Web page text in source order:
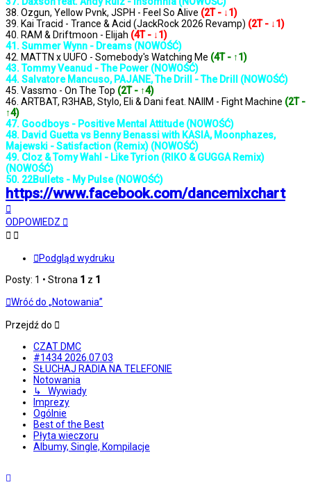
38. Ozgun, Yellow Pvnk, JSPH - Feel So Alive (2T - ↓1)
39. Kai Tracid - Trance & Acid (JackRock 2026 Revamp) (2T - ↓1)
40. RAM & Driftmoon - Elijah (4T - ↓1)
41. Summer Wynn - Dreams (NOWOŚĆ)
42. MATTN x UUFO - Somebody's Watching Me (4T - ↑1)
43. Tommy Veanud - The Power (NOWOŚĆ)
44. Salvatore Mancuso, PAJANE, The Drill - The Drill (NOWOŚĆ)
45. Vassmo - On The Top (2T - ↑4)
46. ARTBAT, R3HAB, Stylo, Eli & Dani feat. NAIIM - Fight Machine (2T -
↑4)
47. Goodboys - Positive Mental Attitude (NOWOŚĆ)
48. David Guetta vs Benny Benassi with KASIA, Moonphazes,
Majewski - Satisfaction (Remix) (NOWOŚĆ)
49. Cloz & Tomy Wahl - Like Tyrion (RIKO & GUGGA Remix)
(NOWOŚĆ)
50. 22Bullets - My Pulse (NOWOŚĆ)
https://www.facebook.com/dancemixchart
górę
ODPOWIEDZ
Podgląd wydruku
Posty: 1 • Strona 1 z 1
Wróć do „Notowania”
Przejdź do
CZAT DMC
#1434 2026.07.03
SŁUCHAJ RADIA NA TELEFONIE
Notowania
↳ Wywiady
Imprezy
Ogólnie
Best of the Best
Płyta wieczoru
Albumy, Single, Kompilacje